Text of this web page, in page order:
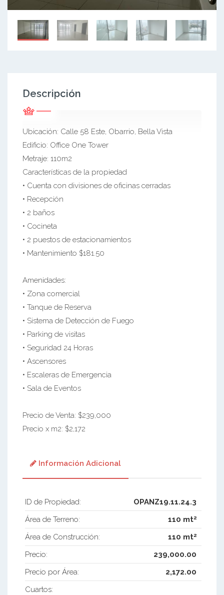
Descripción
Ubicación: Calle 58 Este, Obarrio, Bella Vista
Edificio: Office One Tower
Metraje: 110m2
Características de la propiedad
• Cuenta con divisiones de oficinas cerradas
• Recepción
• 2 baños
• Cocineta
• 2 puestos de estacionamientos
• Mantenimiento $181.50
Amenidades:
• Zona comercial
• Tanque de Reserva
• Sistema de Detección de Fuego
• Parking de visitas
• Seguridad 24 Horas
• Ascensores
• Escaleras de Emergencia
• Sala de Eventos
Precio de Venta: $239,000
Precio x m2: $2,172
Información Adicional
ID de Propiedad:
OPANZ19.11.24.3
Área de Terreno:
110 mt2
Área de Construcción: 110 mt2
Precio:
239,000.00
Precio por Área:
2,172.00
Cuartos: